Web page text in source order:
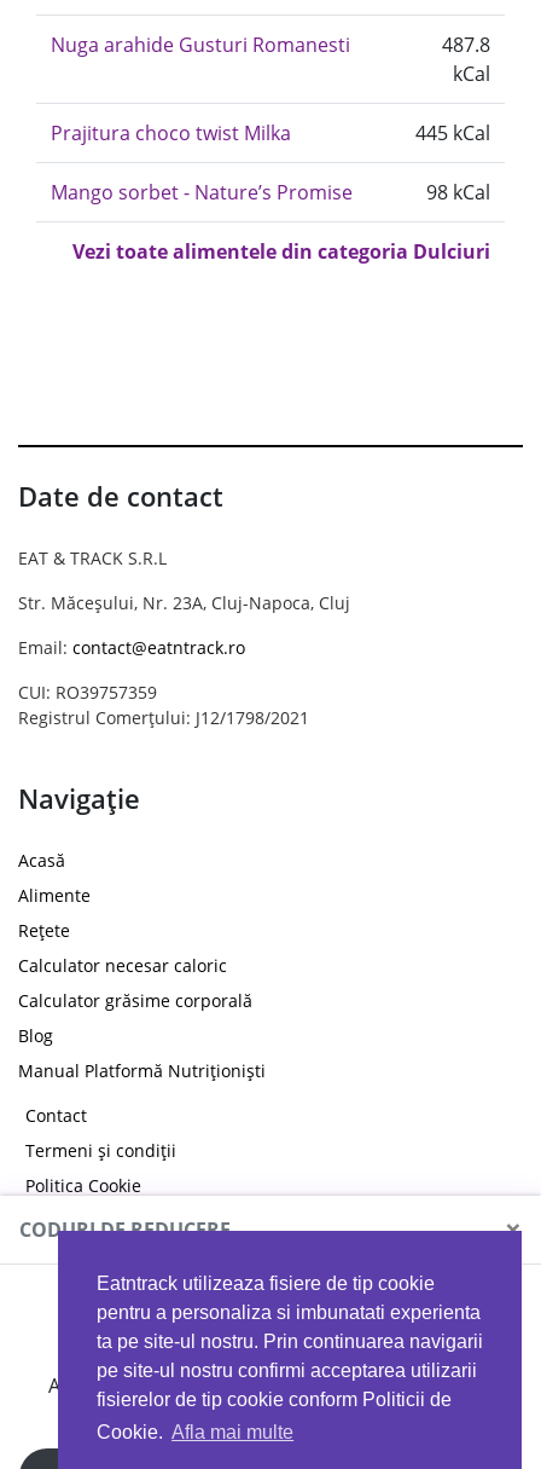
Eatntrack utilizeaza fisiere de tip cookie
pentru a personaliza si imbunatati experienta
ta pe site-ul nostru. Prin continuarea navigarii
pe site-ul nostru confirmi acceptarea utilizarii
fisierelor de tip cookie conform Politicii de
Cookie. Afla mai multe
Nuga arahide Gusturi Romanesti
487.8
kCal
Prajitura choco twist Milka 445 kCal
Mango sorbet - Nature’s Promise 98 kCal
Vezi toate alimentele din categoria Dulciuri
Date de contact
EAT & TRACK S.R.L
Str. Măceșului, Nr. 23A, Cluj-Napoca, Cluj
Email: contact@eatntrack.ro
CUI: RO39757359
Registrul Comerțului: J12/1798/2021
Navigație
Acasă
Alimente
Rețete
Calculator necesar caloric
Calculator grăsime corporală
Blog
Manual Platformă Nutriționiști
Contact
Termeni și condiții
Politica Cookie
Politica de confidențialitate
CODURI DE REDUCERE ×
MYPROTEIN
Ai 40%reducere la orice comandă folosind codul
EATTRACK